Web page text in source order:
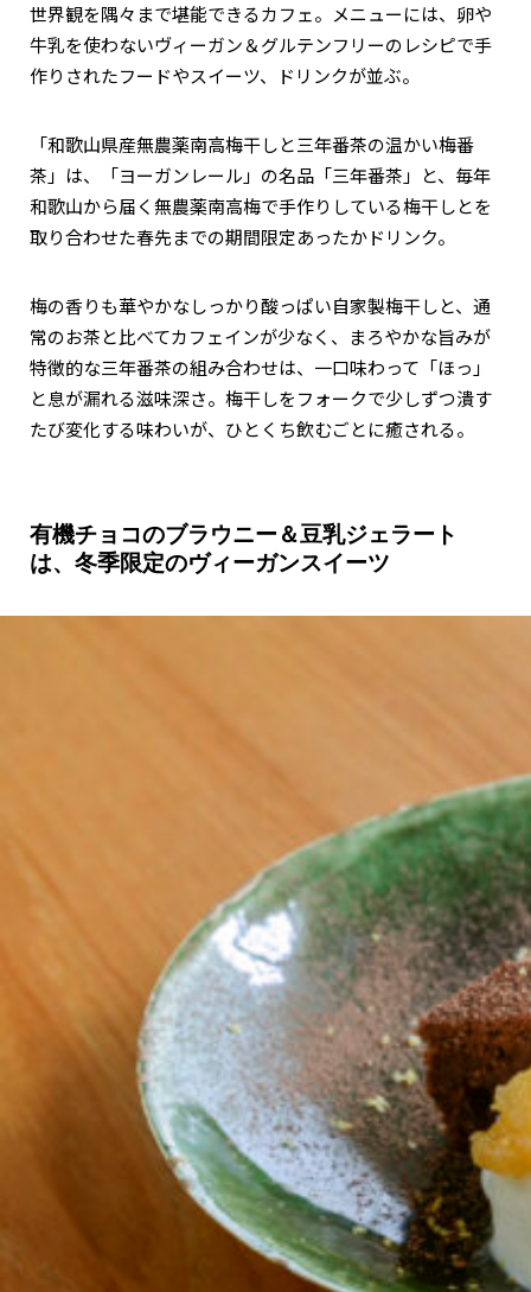
世界観を隅々まで堪能できるカフェ。メニューには、卵や
牛乳を使わないヴィーガン＆グルテンフリーのレシピで手
作りされたフードやスイーツ、ドリンクが並ぶ。
「和歌山県産無農薬南高梅干しと三年番茶の温かい梅番
茶」は、「ヨーガンレール」の名品「三年番茶」と、毎年
和歌山から届く無農薬南高梅で手作りしている梅干しとを
取り合わせた春先までの期間限定あったかドリンク。
梅の香りも華やかなしっかり酸っぱい自家製梅干しと、通
常のお茶と比べてカフェインが少なく、まろやかな旨みが
特徴的な三年番茶の組み合わせは、一口味わって「ほっ」
と息が漏れる滋味深さ。梅干しをフォークで少しずつ潰す
たび変化する味わいが、ひとくち飲むごとに癒される。
有機チョコのブラウニー＆豆乳ジェラート
は、冬季限定のヴィーガンスイーツ